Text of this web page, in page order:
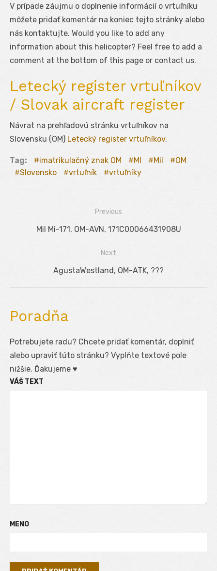
V prípade záujmu o doplnenie informácií o vrtuľníku
môžete pridať komentár na koniec tejto stránky alebo
nás kontaktujte. Would you like to add any
information about this helicopter? Feel free to add a
comment at the bottom of this page or contact us.
Letecký register vrtuľníkov
/ Slovak aircraft register
Návrat na prehľadovú stránku vrtuľníkov na
Slovensku (OM) Letecký register vrtuľníkov.
Tag: imatrikulačný znak OM MI Mil
OM
Slovensko
vrtuľník vrtuľníky
Navigácia
Previous
Previous
Mil Mi-171, OM-AVN, 171C00066431908U
Next
Next
AgustaWestland, OM-ATK, ???
Poradňa
Potrebujete radu? Chcete pridať komentár, doplniť
alebo upraviť túto stránku? Vyplňte textové pole
nižšie. Ďakujeme ♥
VÁŠ TEXT
MENO